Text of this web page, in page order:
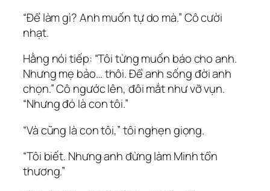
“Để làm gì? Anh muốn tự do mà.” Cô cười
nhạt.
Hằng nói tiếp: “Tôi từng muốn báo cho anh.
Nhưng mẹ bảo… thôi. Để anh sống đời anh
chọn.” Cô ngước lên, đôi mắt như vỡ vụn.
“Nhưng đó là con tôi.”
“Và cũng là con tôi,” tôi nghẹn giọng.
“Tôi biết. Nhưng anh đừng làm Minh tổn
thương.”